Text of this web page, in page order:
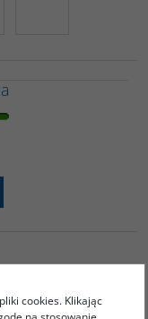
cookies. Klikając